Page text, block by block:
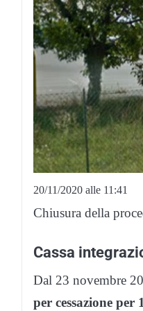
20/11/2020 alle 11:41
Chiusura della
Cassa
Dal 23 novembre
per cessazione per